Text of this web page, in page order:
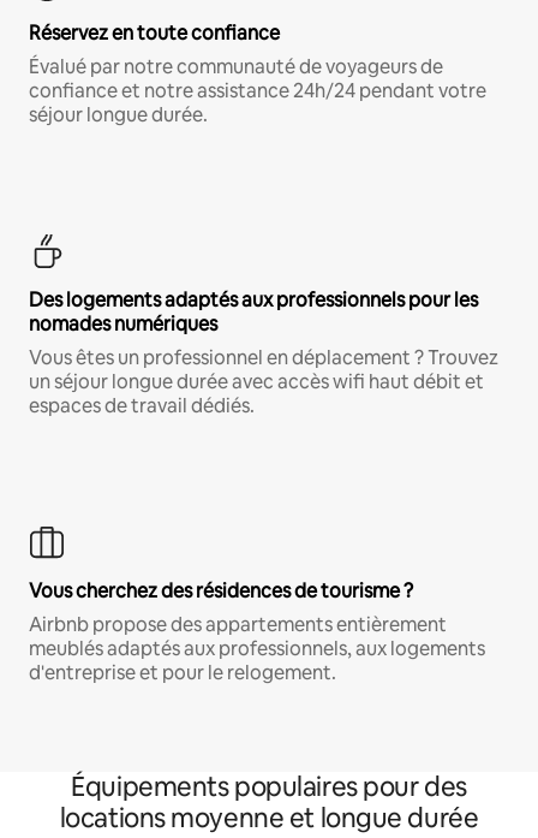
Réservez en toute confiance
Évalué par notre communauté de voyageurs de
confiance et notre assistance 24h/24 pendant votre
séjour longue durée.
Des logements adaptés aux professionnels pour les
nomades numériques
Vous êtes un professionnel en déplacement ? Trouvez
un séjour longue durée avec accès wifi haut débit et
espaces de travail dédiés.
Vous cherchez des résidences de tourisme ?
Airbnb propose des appartements entièrement
meublés adaptés aux professionnels, aux logements
d'entreprise et pour le relogement.
Équipements populaires pour des
locations moyenne et longue durée